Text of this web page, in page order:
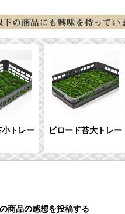
小トレー ビロード苔大トレー
商品の感想を投稿する